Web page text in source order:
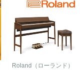
Roland（ローランド）